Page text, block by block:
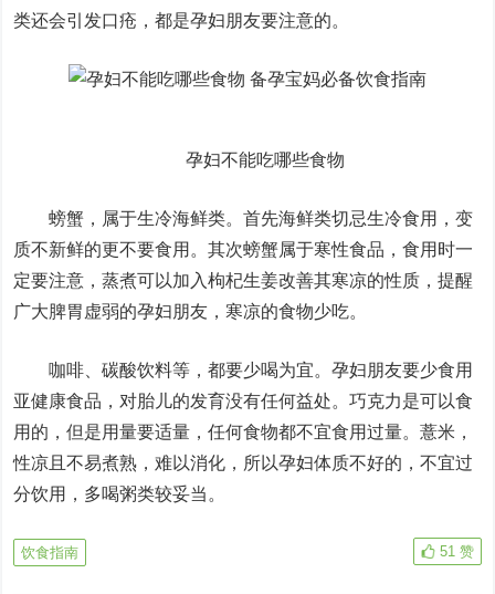
类还会引发口疮，都是孕妇朋友要注意的。
孕妇不能吃哪些食物
螃蟹，属于生冷海鲜类。首先海鲜类切忌生冷食用，变
质不新鲜的更不要食用。其次螃蟹属于寒性食品，食用时一
定要注意，蒸煮可以加入枸杞生姜改善其寒凉的性质，提醒
广大脾胃虚弱的孕妇朋友，寒凉的食物少吃。
咖啡、碳酸饮料等，都要少喝为宜。孕妇朋友要少食用
亚健康食品，对胎儿的发育没有任何益处。巧克力是可以食
用的，但是用量要适量，任何食物都不宜食用过量。薏米，
性凉且不易煮熟，难以消化，所以孕妇体质不好的，不宜过
分饮用，多喝粥类较妥当。
饮食指南 51 赞